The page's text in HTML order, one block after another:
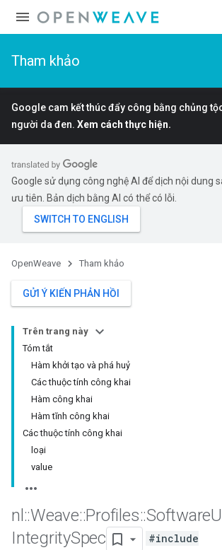
Tham khảo
Google cam kết thúc đẩy công bằng chủng
người da đen. Xem cách thực hiện.
Google sử dụng công nghệ AI để dịch nội dung
ưu tiên. Bản dịch bằng AI có thể có lỗi.
OpenWeave Tham khảo
GỬI Ý KIẾN PHẢN HỒI
Trên trang này
Tóm tắt
Hàm khởi tạo và phá huỷ
Các thuộc tính công khai
Hàm công khai
Hàm tĩnh công khai
Các thuộc tính công khai
loại
value
nl ::Weave::Profiles::Software
IntegritySpec
#include